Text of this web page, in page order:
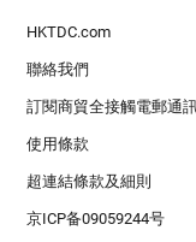
HKTDC.com
聯絡我們
訂閱商貿全接觸電郵通
使用條款
超連結條款及細則
京ICP备09059244号